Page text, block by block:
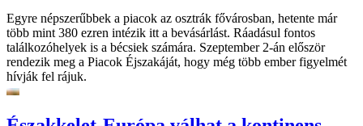
Egyre népszerűbbek a piacok az osztrák fővárosban, hetente már
több mint 380 ezren intézik itt a bevásárlást. Ráadásul fontos
találkozóhelyek is a bécsiek számára. Szeptember 2-án először
rendezik meg a Piacok Éjszakáját, hogy még több ember figyelmét
hívják fel rájuk.